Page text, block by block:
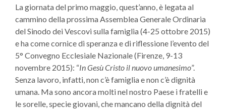
La giornata del primo maggio, quest’anno, è legata al
cammino della prossima Assemblea Generale Ordinaria
del Sinodo dei Vescovi sulla famiglia (4-25 ottobre 2015)
e ha come cornice di speranza e di riflessione l’evento del
5° Convegno Ecclesiale Nazionale (Firenze, 9-13
novembre 2015): “In Gesù Cristo il nuovo umanesimo”.
Senza lavoro, infatti, non c’è famiglia e non c’è dignità
umana. Ma sono ancora molti nel nostro Paese i fratelli e
le sorelle, specie giovani, che mancano della dignità del